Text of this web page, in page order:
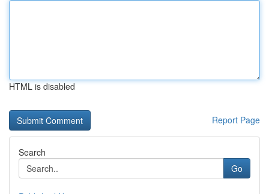
HTML is disabled
Report Page
Search
Go